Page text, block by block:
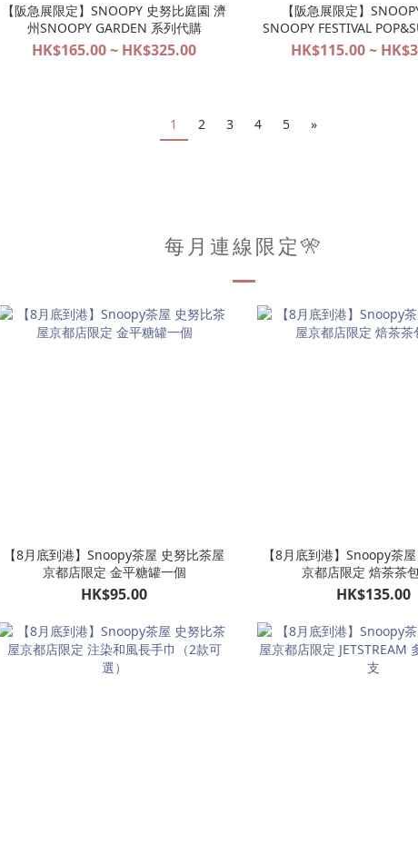
【阪急展限定】SNOOPY 史努比庭園 濟
州SNOOPY GARDEN 系列代購
HK$165.00 ~ HK$325.00
【阪急展限定】
SNOOPY FESTIVAL
阪限定系列代購
HK$115.00 ~
1 2 3 4 5 »
每月連線限定🎌
【8月底到港】Snoopy茶屋 史努比茶屋
京都店限定 金平糖罐一個
HK$95.00
【8月底到港】Snoopy茶
京都店限定 焙茶茶
HK$135.00